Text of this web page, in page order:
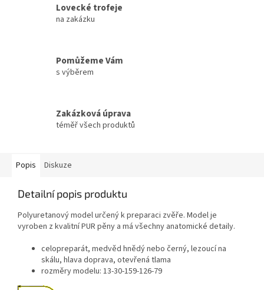
Lovecké trofeje
na zakázku
Pomůžeme Vám
s výběrem
Zakázková úprava
téměř všech produktů
Popis Diskuze
Detailní popis produktu
Polyuretanový model určený k preparaci zvěře. Model je
vyroben z kvalitní PUR pěny a má všechny anatomické detaily.
celopreparát, medvěd hnědý nebo černý, lezoucí na
skálu, hlava doprava, otevřená tlama
rozměry modelu: 13-30-159-126-79